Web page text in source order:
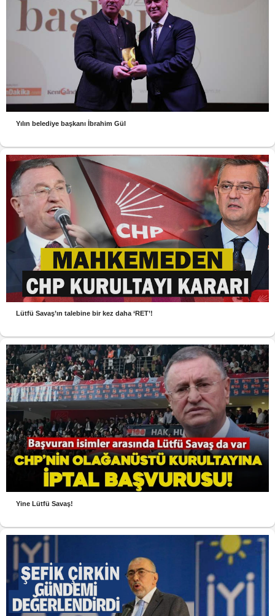
Yılın belediye başkanı İbrahim Gül
Lütfü Savaş’ın talebine bir kez daha ‘RET’!
Yine Lütfü Savaş!